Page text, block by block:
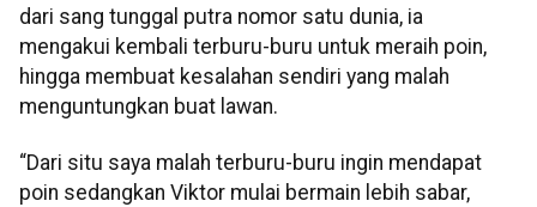
dari sang tunggal putra nomor satu dunia, ia
mengakui kembali terburu-buru untuk meraih poin,
hingga membuat kesalahan sendiri yang malah
menguntungkan buat lawan.
“Dari situ saya malah terburu-buru ingin mendapat
poin sedangkan Viktor mulai bermain lebih sabar,